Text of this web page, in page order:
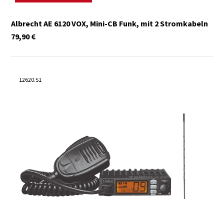
Albrecht AE 6120 VOX, Mini-CB Funk, mit 2 Stromkabeln
€
79,90
12620.S1